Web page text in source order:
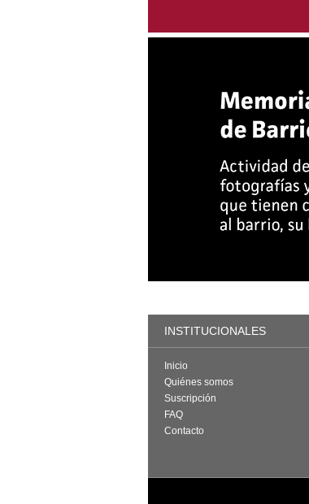
INSTITUCIONALES
Inicio
Quiénes somos
Suscripción
FAQ
Contacto